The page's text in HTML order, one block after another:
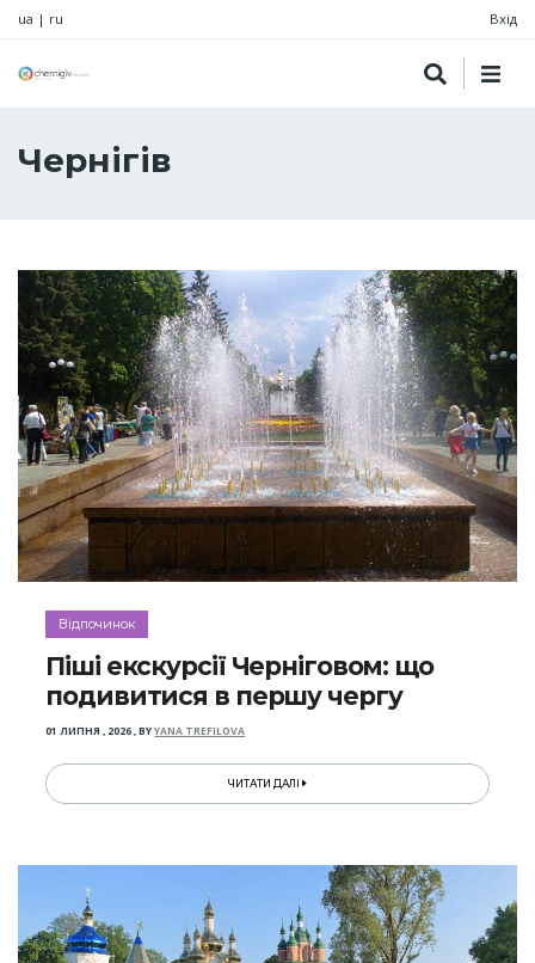
ua | ru Вхід
Чернігів
Відпочинок
Піші екскурсії Черніговом: що
подивитися в першу чергу
01 ЛИПНЯ , 2026,BYYANA TREFILOVA
ЧИТАТИ ДАЛІ